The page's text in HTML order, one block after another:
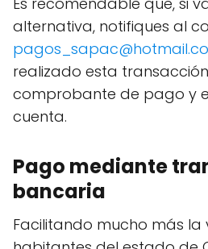
alternativa, notifiques al
realizado esta
comprobante de pago y
cuenta.
Pago mediante
bancaria
Facilitando mucho más la